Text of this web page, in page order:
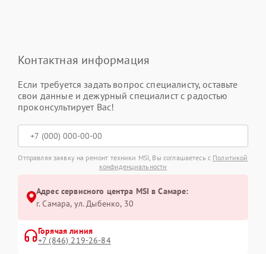
Контактная информация
Если требуется задать вопрос специалисту, оставьте
свои данные и дежурный специалист с радостью
проконсультирует Вас!
Отправляя заявку на ремонт техники MSI, Вы соглашаетесь с Политикой
конфиденциальности
Адрес сервисного центра MSI в Самаре:
г. Самара, ул. Дыбенко, 30
Горячая линия
+7 (846) 219-26-84